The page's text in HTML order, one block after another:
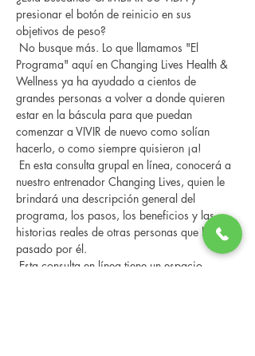
presionar el botón de reinicio en sus
objetivos de peso?
Programa" aquí en Changing Lives Health &
Wellness ya ha ayudado a cientos de
grandes personas a volver a donde quieren
estar en la báscula para que puedan
comenzar a VIVIR de nuevo como solían
hacerlo, o como siempre quisieron ¡a!
nuestro entrenador Changing Lives, quien le
brindará una descripción general del
programa, los pasos, los beneficios y las
historias reales de otras personas que han
pasado por él.